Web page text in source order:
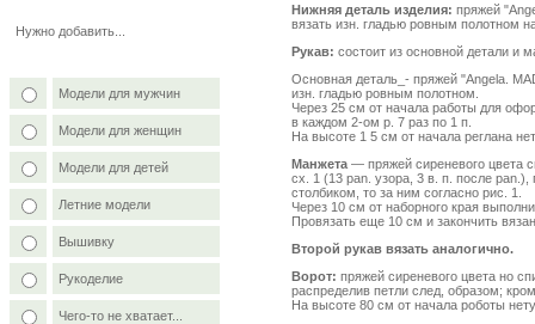
Нужно добавить...
Модели для мужчин
Модели для женщин
Модели для детей
Летние модели
Вышивку
Рукоделие
Чего-то не хватает...
Нижняя деталь изделия: пряжей
вязать изн. гладью ровным полотном
Рукав: состоит из основной детали и
Основная деталь_- пряжей "Angela.
изн. гладью ровным полотном.
Через 25 см от начала работы для
в каждом 2-ом р. 7 раз по 1 п.
На высоте 1 5 см от начала реглана
Манжета — пряжей сиреневого цвета
сх. 1 (13 pan. узора, 3 в. п. после
столбиком, то за ним согласно рис. 1.
Через 10 см от наборного края
Провязать еще 10 см и закончить
Второй рукав вязать аналогично.
Ворот: пряжей сиреневого цвета но
распределив петли след, образом;
На высоте 80 см от начала роботы